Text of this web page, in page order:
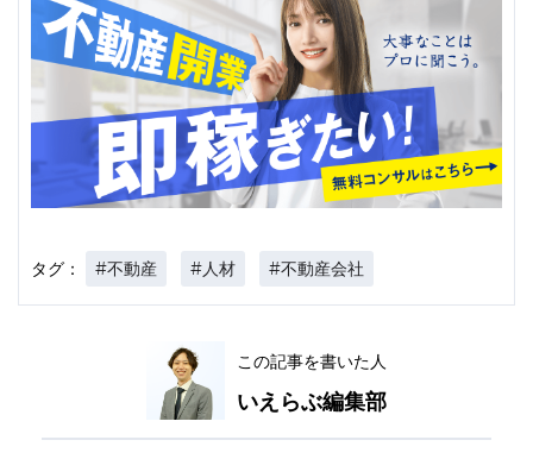
タグ： #不動産 #人材 #不動産会社
この記事を書いた人
いえらぶ編集部